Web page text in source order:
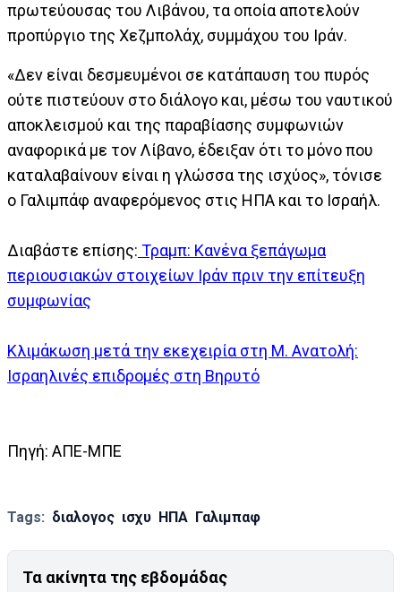
πρωτεύουσας του Λιβάνου, τα οποία αποτελούν
προπύργιο της Χεζμπολάχ, συμμάχου του Ιράν.
«Δεν είναι δεσμευμένοι σε κατάπαυση του πυρός
ούτε πιστεύουν στο διάλογο και, μέσω του ναυτικού
αποκλεισμού και της παραβίασης συμφωνιών
αναφορικά με τον Λίβανο, έδειξαν ότι το μόνο που
καταλαβαίνουν είναι η γλώσσα της ισχύος», τόνισε
ο Γαλιμπάφ αναφερόμενος στις ΗΠΑ και το Ισραήλ.
Διαβάστε επίσης: Τραμπ: Κανένα ξεπάγωμα
περιουσιακών στοιχείων Ιράν πριν την επίτευξη
συμφωνίας
Κλιμάκωση μετά την εκεχειρία στη Μ. Ανατολή:
Ισραηλινές επιδρομές στη Βηρυτό
Πηγή: ΑΠΕ-ΜΠΕ
Tags: διαλογος ισχυ ΗΠΑ Γαλιμπαφ
Τα ακίνητα της εβδομάδας